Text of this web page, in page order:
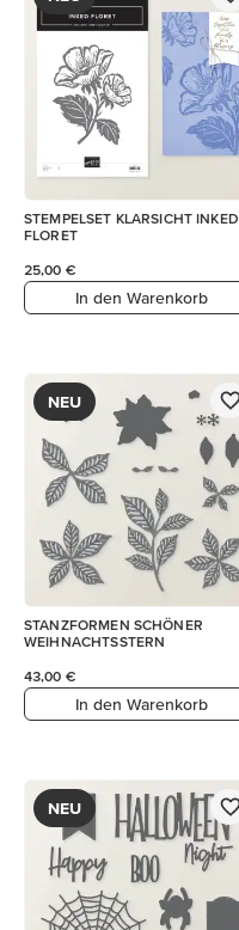
STEMPELSET KLARSICHT INKED
FLORET
25,00 €
In den Warenkorb
NEU
STANZFORMEN SCHÖNER
WEIHNACHTSSTERN
43,00 €
In den Warenkorb
NEU